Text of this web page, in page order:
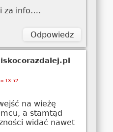
za info….
Odpowiedz
13:52
na wieżę
a stamtąd
widać nawet